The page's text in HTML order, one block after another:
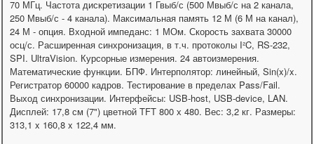
70 МГц. Частота дискретизации 1 Гвыб/с (500 Мвыб/с на 2 канала,
250 Мвыб/с - 4 канала). Максимальная память 12 М (6 М на канал),
24 М - опция. Входной импеданс: 1 МОм. Скорость захвата 30000
осц/с. Расширенная синхронизация, в т.ч. протоколы I²C, RS-232,
SPI. UltraVision. Курсорные измерения. 24 автоизмерения.
Математические функции. БПФ. Интерполятор: линейный, Sin(x)/x.
Регистратор 60000 кадров. Тестирование в пределах Pass/Fail.
Выход синхронизации. Интерфейсы: USB-host, USB-device, LAN.
Дисплей: 17,8 см (7") цветной TFT 800 х 480. Вес: 3,2 кг. Размеры:
313,1 x 160,8 x 122,4 мм.